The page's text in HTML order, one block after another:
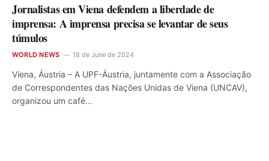
Jornalistas em Viena defendem a liberdade de
imprensa: A imprensa precisa se levantar de seus
túmulos
WORLD NEWS 18 de June de 2024
Viena, Áustria – A UPF-Áustria, juntamente com a Associação
de Correspondentes das Nações Unidas de Viena (UNCAV),
organizou um café…